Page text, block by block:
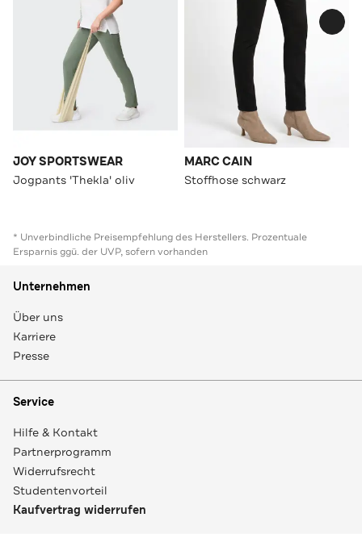
JOY SPORTSWEAR
Jogpants 'Thekla' oliv
MARC CAIN
Stoffhose schwarz
* Unverbindliche Preisempfehlung des Herstellers. Prozentuale
Ersparnis ggü. der UVP, sofern vorhanden
Unternehmen
Über uns
Karriere
Presse
Service
Hilfe & Kontakt
Partnerprogramm
Widerrufsrecht
Studentenvorteil
Kaufvertrag widerrufen